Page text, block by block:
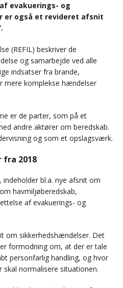
evakuerings- og
er også et revideret afsnit
(REFIL) beskriver de
og samarbejde ved alle
indsatser fra brande,
mere komplekse hændelser
er de parter, som på et
andre aktører om beredskab.
og som et opslagsværk.
2018
indeholder bl.a. nye afsnit om
havmiljøberedskab,
af evakuerings- og
om sikkerhedshændelser. Det
formodning om, at der er tale
personfarlig handling, og hvor
normalisere situationen.